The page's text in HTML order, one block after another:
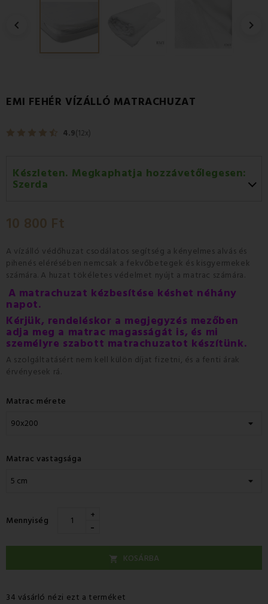
 
EMI FEHÉR VÍZÁLLÓ MATRACHUZAT
4.9(12x)
Készleten. Megkaphatja hozzávetőlegesen:
Szerda
Csütörtök 13.08
10 800 Ft
A vízálló védőhuzat csodálatos segítség a kényelmes alvás és
pihenés elérésében nemcsak a fekvőbetegek és kisgyermekek
számára. A huzat tökéletes védelmet nyújt a matrac számára.
A matrachuzat kézbesítése késhet néhány
napot.
Kérjük, rendeléskor a megjegyzés mezőben
adja meg a matrac magasságát is, és mi
személyre szabott matrachuzatot készítünk.
A szolgáltatásért nem kell külön díjat fizetni, és a fenti árak
érvényesek rá.
Matrac mérete
Matrac vastagsága
Mennyiség +
-
 KOSÁRBA
34 vásárló nézi ezt a terméket